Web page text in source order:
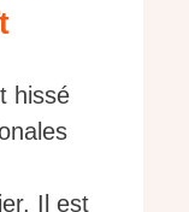
hissé
Il est